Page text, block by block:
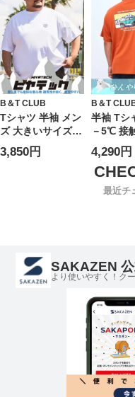
ス カジュアルシャ
ツ 冷感 涼しい 紫
外線対策 春 夏
プス ジ
ー 羽織
たい 伸
B＆T CLUB
Tシャツ 半袖 メン
ズ 大きいサイズ
ヒヤテック USAコ
ットン ワンポイン
3,850円
B＆T
半袖 Tシ
－5℃ 接
ックプリ
ス ひん
大きい
4,290円
最近チ
SAKAZEN 公
より使いやすく！ク